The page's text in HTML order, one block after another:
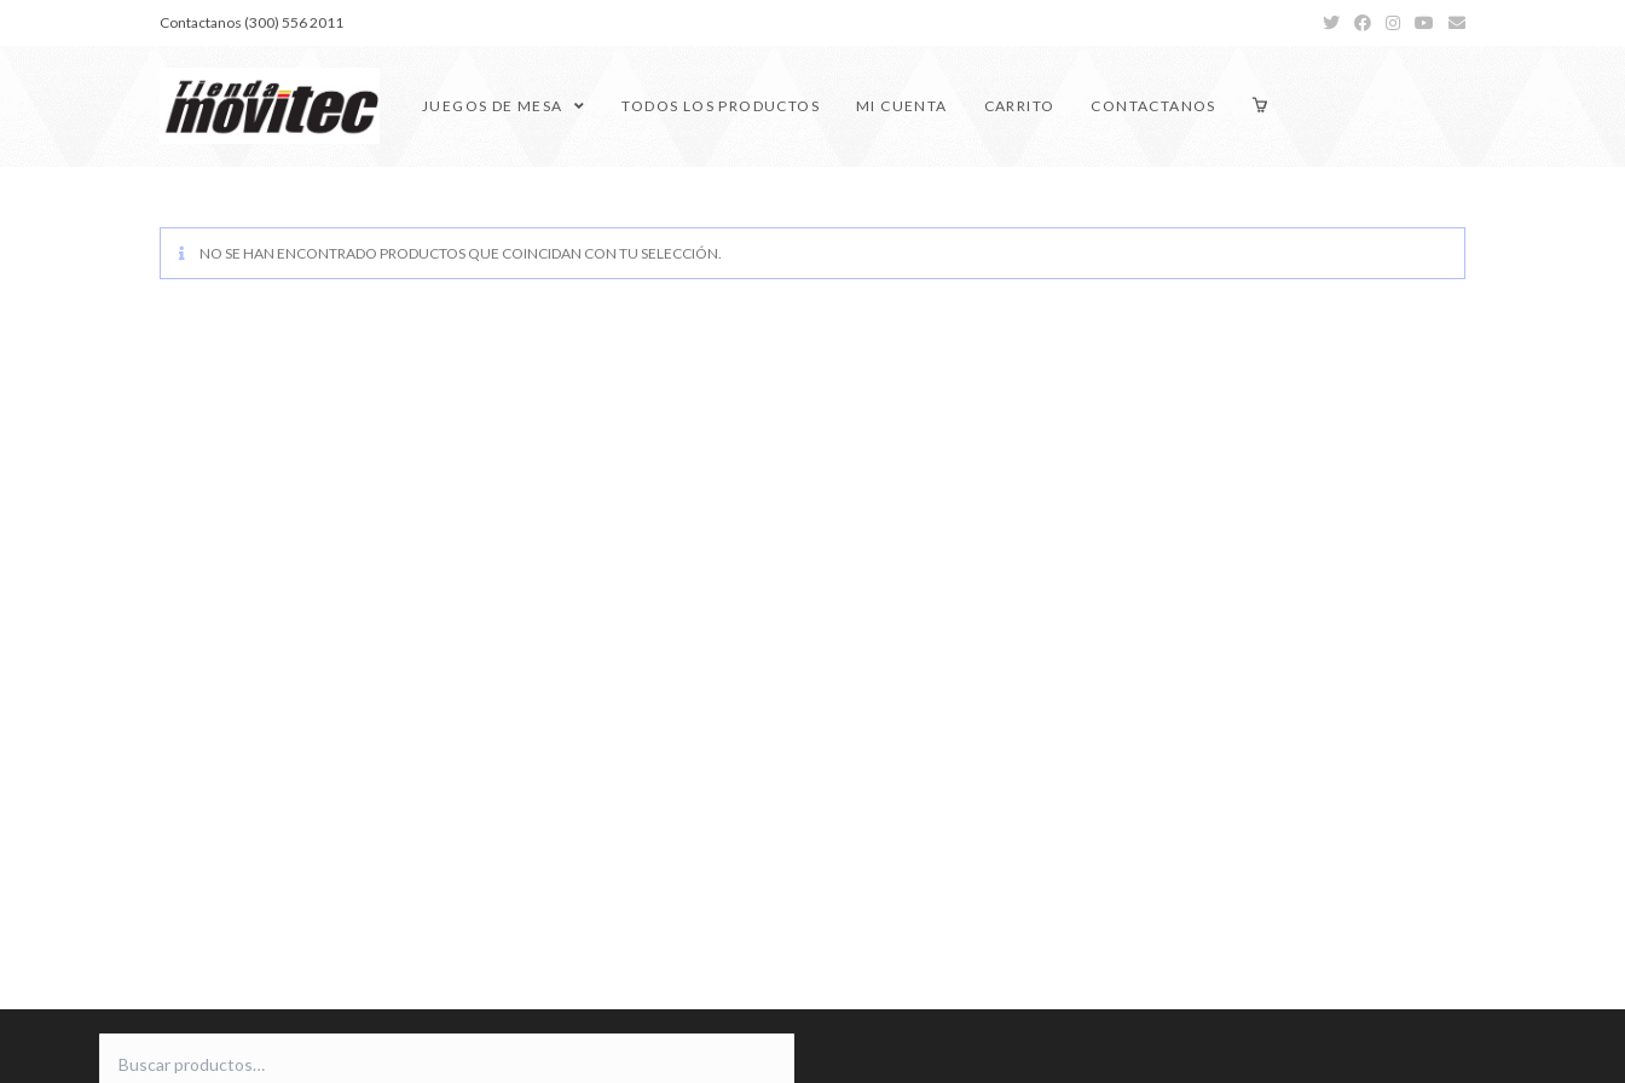
Contactanos (300) 556 2011
JUEGOS DE MESA TODOS LOS PRODUCTOS MI CUENTA CARRITO CONTACTANOS
NO SE HAN ENCONTRADO PRODUCTOS QUE COINCIDAN CON TU SELECCIÓN.